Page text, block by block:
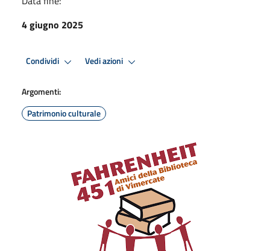
4 giugno 2025
Condividi Vedi azioni
Argomenti:
Patrimonio culturale